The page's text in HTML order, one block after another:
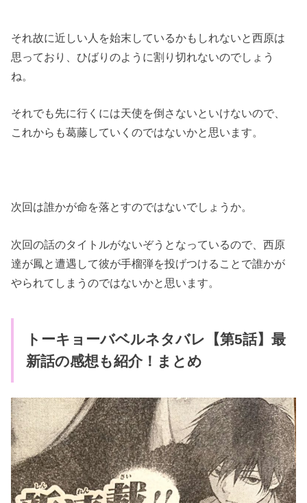
それ故に近しい人を始末しているかもしれないと西原は
思っており、ひばりのように割り切れないのでしょう
ね。
それでも先に行くには天使を倒さないといけないので、
これからも葛藤していくのではないかと思います。
次回は誰かが命を落とすのではないでしょうか。
次回の話のタイトルがないぞうとなっているので、西原
達が鳳と遭遇して彼が手榴弾を投げつけることで誰かが
やられてしまうのではないかと思います。
トーキョーバベルネタバレ【第5話】最
新話の感想も紹介！まとめ